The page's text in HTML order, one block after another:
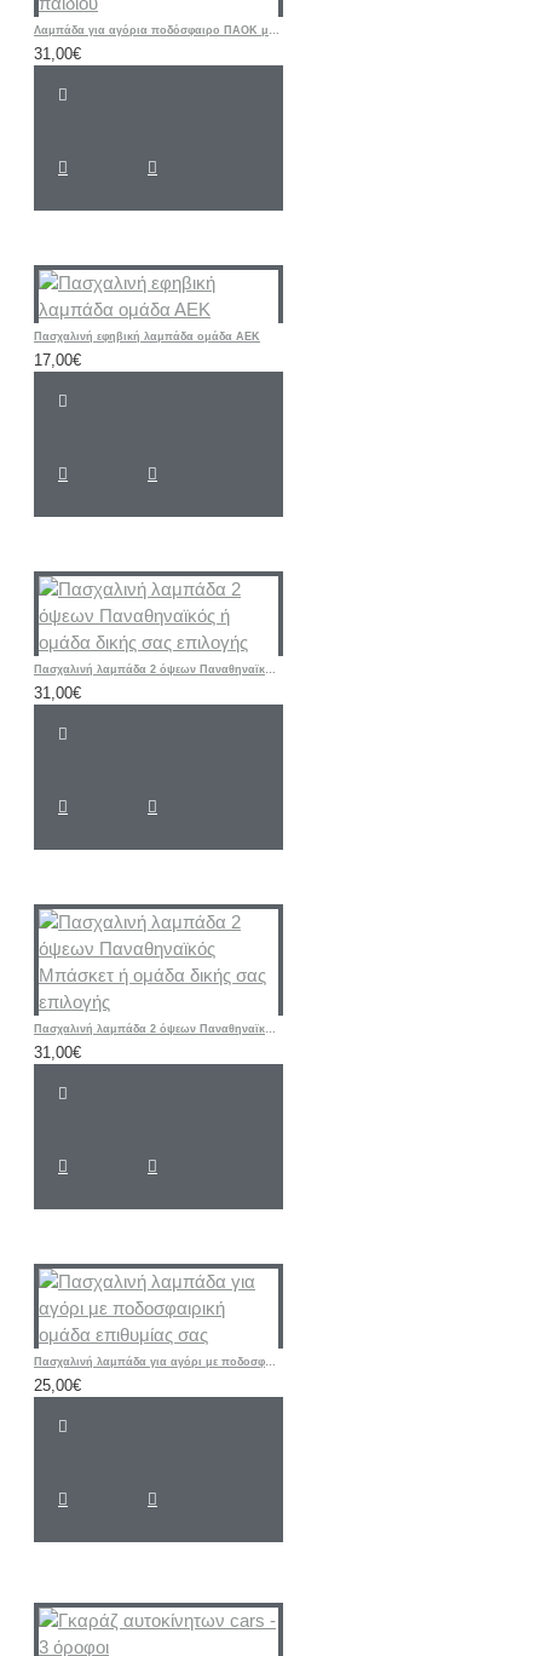
Λαμπάδα για αγόρια ποδόσφαιρο ΠΑΟΚ με όνομα παιδιού
31,00€
Πασχαλινή εφηβική λαμπάδα ομάδα ΑΕΚ
17,00€
Πασχαλινή λαμπάδα 2 όψεων Παναθηναϊκός ή ομάδα δικής σας επιλογής
31,00€
Πασχαλινή λαμπάδα 2 όψεων Παναθηναϊκός Μπάσκετ ή ομάδα δικής σας επιλογής
31,00€
Πασχαλινή λαμπάδα για αγόρι με ποδοσφαιρική ομάδα επιθυμίας σας
25,00€